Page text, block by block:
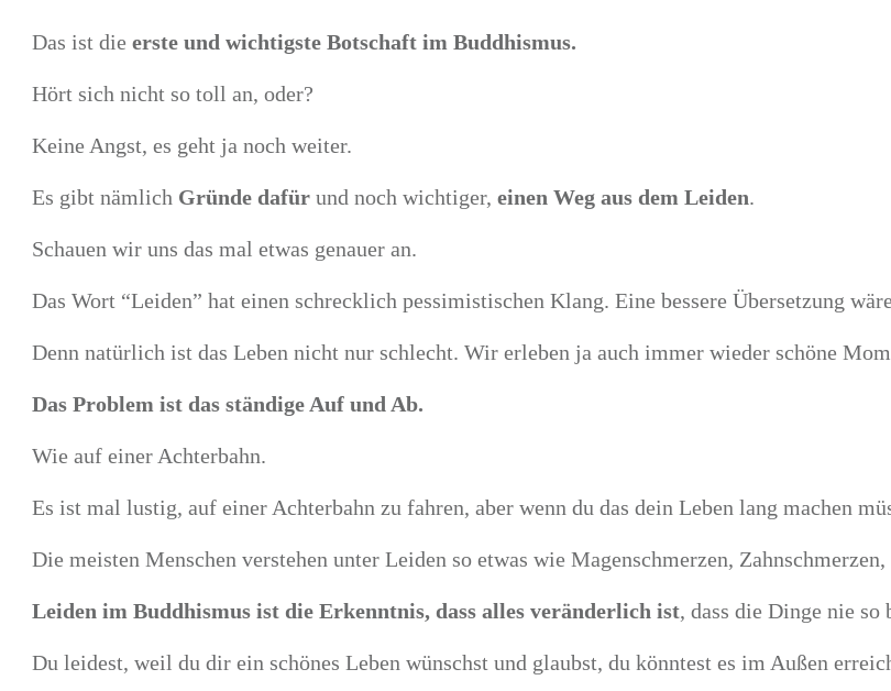
Das ist die erste und wichtigste Botschaft im Buddhismus.
Hört sich nicht so toll an, oder?
Keine Angst, es geht ja noch weiter.
Es gibt nämlich Gründe dafür und noch wichtiger, einen Weg aus dem Leiden.
Schauen wir uns das mal etwas genauer an.
Das Wort “Leiden” hat einen schrecklich pessimistischen Klang. Eine bessere Übersetzung
Denn natürlich ist das Leben nicht nur schlecht. Wir erleben ja auch immer wieder schöne
Das Problem ist das ständige Auf und Ab.
Wie auf einer Achterbahn.
Es ist mal lustig, auf einer Achterbahn zu fahren, aber wenn du das dein Leben lang machen
Die meisten Menschen verstehen unter Leiden so etwas wie Magenschmerzen,
Leiden im Buddhismus ist die Erkenntnis, dass alles veränderlich ist, dass die Dinge nie
Du leidest, weil du dir ein schönes Leben wünschst und glaubst, du könntest es im Außen